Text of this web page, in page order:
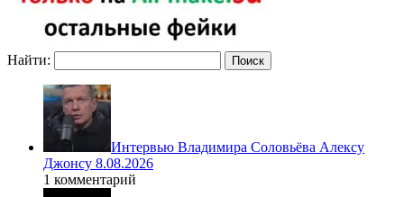
Найти:
Интервью Владимира Соловьёва Алексу
Джонсу 8.08.2026
1 комментарий